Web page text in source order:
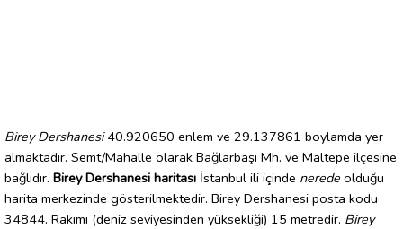
Birey Dershanesi40.920650 enlem ve 29.137861 boylamda yer
almaktadır. Semt/Mahalle olarak Bağlarbaşı Mh. ve Maltepe ilçesine
bağlıdır. Birey Dershanesi haritası İstanbul ili içinde nerede olduğu
harita merkezinde gösterilmektedir. Birey Dershanesi posta kodu
34844. Rakımı (deniz seviyesinden yüksekliği) 15 metredir. Birey